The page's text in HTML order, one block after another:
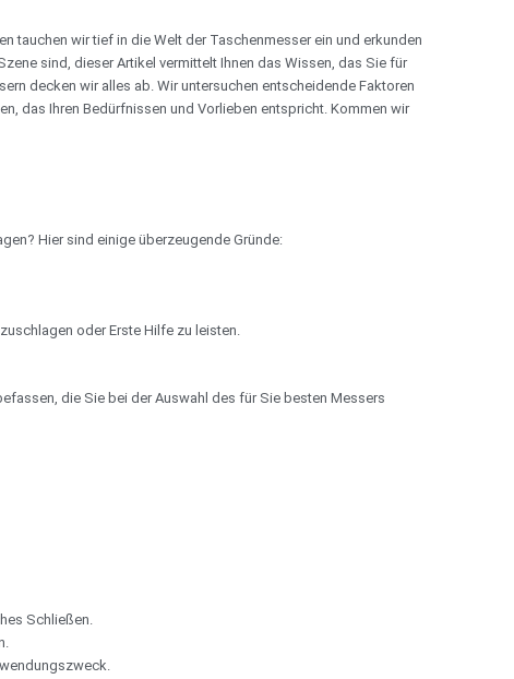
tauchen wir tief in die Welt der Taschenmesser ein und erkunden
sind, dieser Artikel vermittelt Ihnen das Wissen, das Sie für
decken wir alles ab. Wir untersuchen entscheidende Faktoren
das Ihren Bedürfnissen und Vorlieben entspricht. Kommen wir
Hier sind einige überzeugende Gründe:
oder Erste Hilfe zu leisten.
die Sie bei der Auswahl des für Sie besten Messers
Schließen.